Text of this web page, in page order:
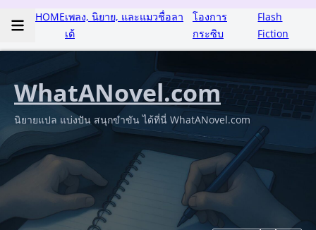
HOMEเพลง, นิยาย, และแมวชื่อลา
เต้
โองการ
กระซิบ
Flash
Fiction
WhatANovel.com
นิยายแปล แบ่งปัน สนุกขำขัน ได้ที่นี่ WhatANovel.com